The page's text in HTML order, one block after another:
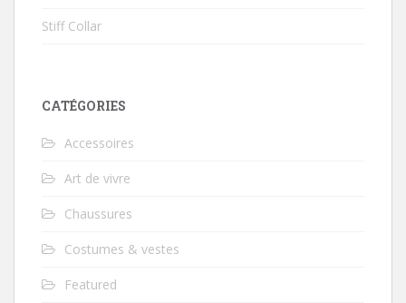
Stiff Collar
CATÉGORIES
Accessoires
Art de vivre
Chaussures
Costumes & vestes
Featured